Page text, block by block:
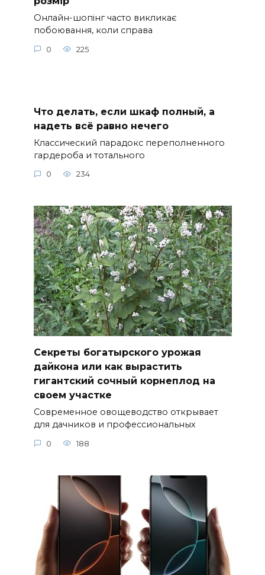
Онлайн-шопінг часто викликає
побоювання, коли справа
0 225
Что делать, если шкаф полный, а
надеть всё равно нечего
Классический парадокс переполненного
гардероба и тотального
0 234
Секреты богатырского урожая
дайкона или как вырастить
гигантский сочный корнеплод на
своем участке
Современное овощеводство открывает
для дачников и профессиональных
0 188